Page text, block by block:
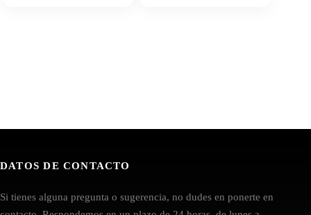
DATOS DE CONTACTO
Si tienes alguna pregunta o sugerencia, no dudes en ponerte en